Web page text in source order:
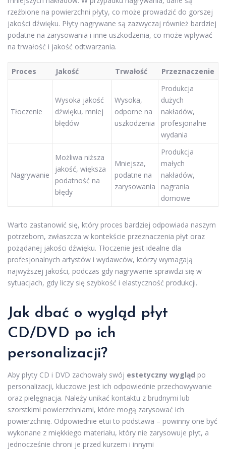
rzeźbione na powierzchni płyty, co może prowadzić do gorszej
jakości dźwięku. Płyty nagrywane są zazwyczaj również bardziej
podatne na zarysowania i inne uszkodzenia, co może wpływać
na trwałość i jakość odtwarzania.
Proces Jakość Trwałość Przeznaczenie
Tłoczenie
Wysoka jakość
dźwięku, mniej
błędów
Wysoka,
odporne na
uszkodzenia
Produkcja
dużych
nakładów,
profesjonalne
wydania
Nagrywanie
Możliwa niższa
jakość, większa
podatność na
błędy
Mniejsza,
podatne na
zarysowania
Produkcja
małych
nakładów,
nagrania
domowe
Warto zastanowić się, który proces bardziej odpowiada naszym
potrzebom, zwłaszcza w kontekście przeznaczenia płyt oraz
pożądanej jakości dźwięku. Tłoczenie jest idealne dla
profesjonalnych artystów i wydawców, którzy wymagają
najwyższej jakości, podczas gdy nagrywanie sprawdzi się w
sytuacjach, gdy liczy się szybkość i elastyczność produkcji.
Jak dbać o wygląd płyt
CD/DVD po ich
personalizacji?
Aby płyty CD i DVD zachowały swój estetyczny wygląd po
personalizacji, kluczowe jest ich odpowiednie przechowywanie
oraz pielęgnacja. Należy unikać kontaktu z brudnymi lub
szorstkimi powierzchniami, które mogą zarysować ich
powierzchnię. Odpowiednie etui to podstawa – powinny one być
wykonane z miękkiego materiału, który nie zarysowuje płyt, a
jednocześnie chroni je przed kurzem i innymi